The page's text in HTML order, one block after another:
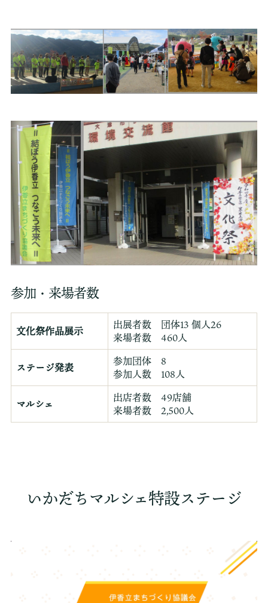
参加・来場者数
文化祭作品展示
出展者数 団体13 個人26
来場者数 460人
ステージ発表
参加団体 8
参加人数 108人
マルシェ
出店者数 49店舗
来場者数 2,500人
いかだちマルシェ特設ステージ